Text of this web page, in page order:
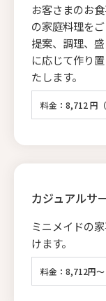
お客さまのお
の家庭料理を
提案、調理、
に応じて作り
たします。
料金：8,712 円（
カジュアルサ
ミニメイドの
けます。
料金：8,712円